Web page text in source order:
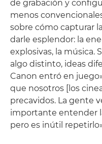
de grabación y
menos
sobre cómo capturar
darle esplendor: la
explosivas, la música.
algo distinto, ideas
Canon entró en
que nosotros [los
precavidos. La gente
importante entender
pero es inútil